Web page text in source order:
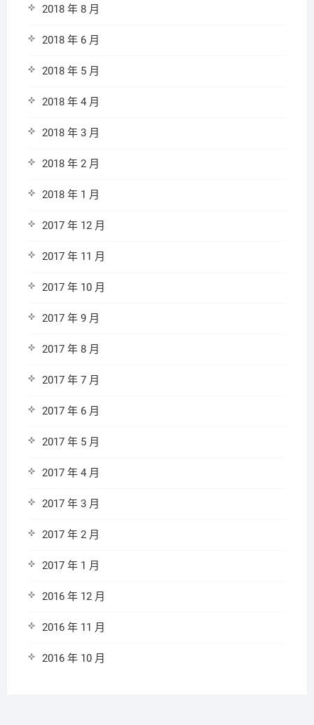
2018 年 8 月
2018 年 6 月
2018 年 5 月
2018 年 4 月
2018 年 3 月
2018 年 2 月
2018 年 1 月
2017 年 12 月
2017 年 11 月
2017 年 10 月
2017 年 9 月
2017 年 8 月
2017 年 7 月
2017 年 6 月
2017 年 5 月
2017 年 4 月
2017 年 3 月
2017 年 2 月
2017 年 1 月
2016 年 12 月
2016 年 11 月
2016 年 10 月